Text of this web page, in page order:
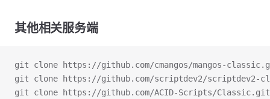
其他相关服务端
git clone https://github.com/cmangos/mangos-